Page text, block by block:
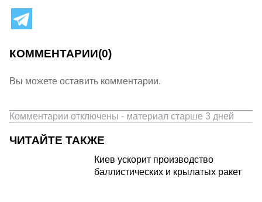
КОММЕНТАРИИ(0)
Вы можете оставить комментарии.
Комментарии отключены - материал старше 3 дней
ЧИТАЙТЕ ТАКЖЕ
Киев ускорит производство
баллистических и крылатых ракет